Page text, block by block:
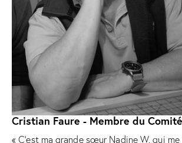
Cristian Faure - Membre du Comité
« C’est ma grande sœur Nadine W. qui